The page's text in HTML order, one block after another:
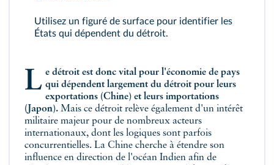
Utilisez un figuré de surface pour identifier les
États qui dépendent du détroit.
Le détroit est donc vital pour l'économie de pays qui dépendent largement du détroit pour leurs
exportations (Chine) et leurs importations
(Japon). Mais ce détroit relève également d'un intérêt
militaire majeur pour de nombreux acteurs
internationaux, dont les logiques sont parfois
concurrentielles. La Chine cherche à étendre son
influence en direction de l'océan Indien afin de